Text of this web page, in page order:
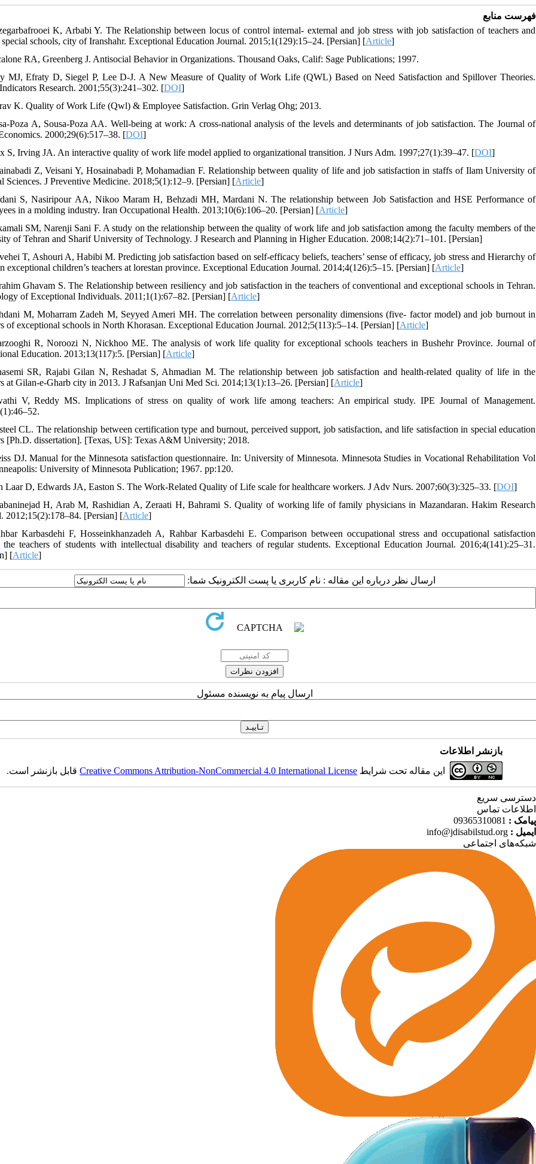
فهرست منابع
K, Arbabi Y. The Relationship between locus of control internal- external and job stress with job satisfaction of teachers and
schools, city of Iranshahr. Exceptional Education Journal. 2015;1(129):15–24. [Persian] [Article]
RA, Greenberg J. Antisocial Behavior in Organizations. Thousand Oaks, Calif: Sage Publications; 1997.
MJ, Efraty D, Siegel P, Lee D-J. A New Measure of Quality of Work Life (QWL) Based on Need Satisfaction and Spillover Theories.
Research. 2001;55(3):241–302. [DOI]
K. Quality of Work Life (Qwl) & Employee Satisfaction. Grin Verlag Ohg; 2013.
Poza A, Sousa-Poza AA. Well-being at work: A cross-national analysis of the levels and determinants of job satisfaction. The Journal of
2000;29(6):517–38. [DOI]
S, Irving JA. An interactive quality of work life model applied to organizational transition. J Nurs Adm. 1997;27(1):39–47. [DOI]
Z, Veisani Y, Hosainabadi P, Mohamadian F. Relationship between quality of life and job satisfaction in staffs of Ilam University of
Sciences. J Preventive Medicine. 2018;5(1):12–9. [Persian] [Article]
S, Nasiripour AA, Nikoo Maram H, Behzadi MH, Mardani N. The relationship between Job Satisfaction and HSE Performance of
in a molding industry. Iran Occupational Health. 2013;10(6):106–20. [Persian] [Article]
SM, Narenji Sani F. A study on the relationship between the quality of work life and job satisfaction among the faculty members of the
of Tehran and Sharif University of Technology. J Research and Planning in Higher Education. 2008;14(2):71–101. [Persian]
T, Ashouri A, Habibi M. Predicting job satisfaction based on self-efficacy beliefs, teachers’ sense of efficacy, job stress and Hierarchy of
exceptional children’s teachers at lorestan province. Exceptional Education Journal. 2014;4(126):5–15. [Persian] [Article]
Ghavam S. The Relationship between resiliency and job satisfaction in the teachers of conventional and exceptional schools in Tehran.
of Exceptional Individuals. 2011;1(1):67–82. [Persian] [Article]
M, Moharram Zadeh M, Seyyed Ameri MH. The correlation between personality dimensions (five- factor model) and job burnout in
of exceptional schools in North Khorasan. Exceptional Education Journal. 2012;5(113):5–14. [Persian] [Article]
R, Noroozi N, Nickhoo ME. The analysis of work life quality for exceptional schools teachers in Bushehr Province. Journal of
Education. 2013;13(117):5. [Persian] [Article]
SR, Rajabi Gilan N, Reshadat S, Ahmadian M. The relationship between job satisfaction and health-related quality of life in the
at Gilan-e-Gharb city in 2013. J Rafsanjan Uni Med Sci. 2014;13(1):13–26. [Persian] [Article]
V, Reddy MS. Implications of stress on quality of work life among teachers: An empirical study. IPE Journal of Management.
CL. The relationship between certification type and burnout, perceived support, job satisfaction, and life satisfaction in special education
[Ph.D. dissertation]. [Texas, US]: Texas A&M University; 2018.
DJ. Manual for the Minnesota satisfaction questionnaire. In: University of Minnesota. Minnesota Studies in Vocational Rehabilitation Vol
University of Minnesota Publication; 1967. pp:120.
Laar D, Edwards JA, Easton S. The Work-Related Quality of Life scale for healthcare workers. J Adv Nurs. 2007;60(3):325–33. [DOI]
H, Arab M, Rashidian A, Zeraati H, Bahrami S. Quality of working life of family physicians in Mazandaran. Hakim Research
2012;15(2):178–84. [Persian] [Article]
Karbasdehi F, Hosseinkhanzadeh A, Rahbar Karbasdehi E. Comparison between occupational stress and occupational satisfaction
the teachers of students with intellectual disability and teachers of regular students. Exceptional Education Journal. 2016;4(141):25–31.
[Article]
ارسال نظر درباره این مقاله : نام کاربری یا پست الکترونیک شما:
ارسال پیام به نویسنده مسئول
بازنشر اطلاعات
این مقاله تحت شرایط Creative Commons Attribution-NonCommercial 4.0 International Licenseقابل بازنشر است.
دسترسی سریع
اطلاعات تماس
پیامک : 09365310081
ایمیل : info@jdisabilstud.org
شبکه‌های اجتماعی